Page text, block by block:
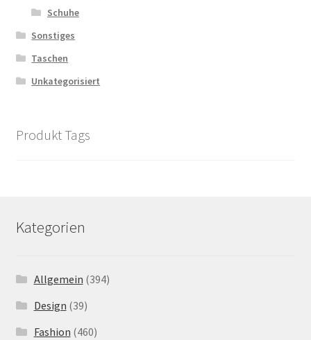
Schuhe
Sonstiges
Taschen
Unkategorisiert
Produkt Tags
Kategorien
Allgemein (394)
Design (39)
Fashion (460)